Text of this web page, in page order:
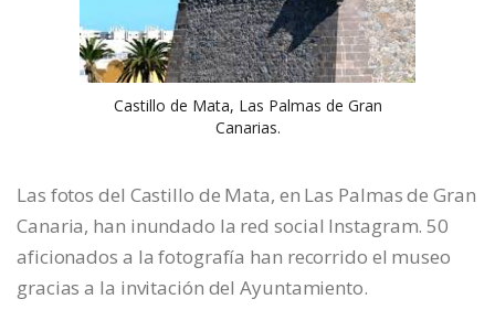
Castillo de Mata, Las Palmas de Gran
Canarias.
Las fotos del Castillo de Mata, en Las Palmas de Gran
Canaria, han inundado la red social Instagram. 50
aficionados a la fotografía han recorrido el museo
gracias a la invitación del Ayuntamiento.